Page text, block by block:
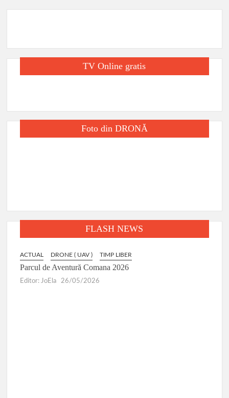
TV Online gratis
Foto din DRONĂ
FLASH NEWS
ACTUAL DRONE ( UAV ) TIMP LIBER
Parcul de Aventură Comana 2026
Editor: JoEla 26/05/2026